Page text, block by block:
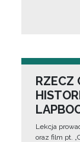
RZECZ
Lekcja
oraz film pt.